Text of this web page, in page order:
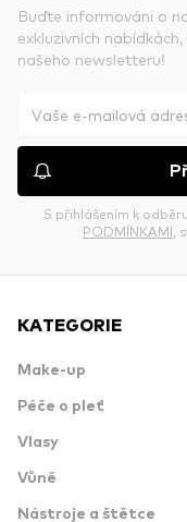
Buďte informováni o
exkluzivních
našeho newsletteru!
S přihlášením k
PODMÍNKAMI ,
KATEGORIE
Make-up
Péče o pleť
Vlasy
Vůně
Nástroje a štětce